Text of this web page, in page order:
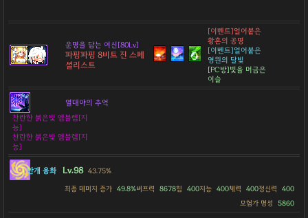
운명을 담는 여신[80Lv]
파핑파핑 8비트 진 스페
셜리스트
[이벤트]얼어붙은
황혼의 공명
[이벤트]얼어붙은
영원의 달빛
[PC방]빛을 머금은
이슬
열대야의 추억
찬란한 붉은빛 엠블렘[지
능]
찬란한 붉은빛 엠블렘[지
능]
안개 융화 Lv.98 43.75%
최종 데미지 증가 49.8%버프력 8678힘 400지능 400체력 400정신력
400
모험가 명성
5860